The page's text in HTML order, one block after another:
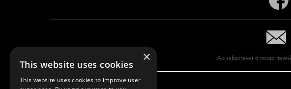
Ao subscrever a nossa
×
This website uses cookies
This website uses cookies to improve user